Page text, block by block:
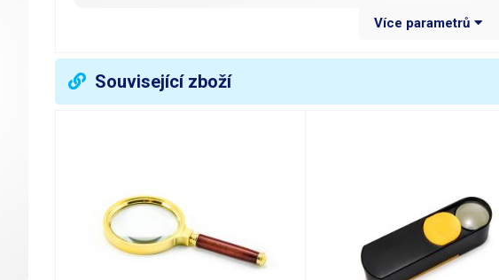
kruhová
Materiál čočky akrylát
Více parametrů
Související zboží